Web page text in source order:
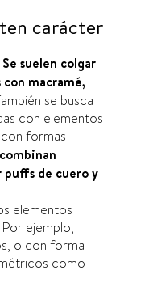
carácter
Se suelen colgar
macramé,
se busca
con elementos
formas
de cuero y
elementos
ejemplo,
o con forma
como